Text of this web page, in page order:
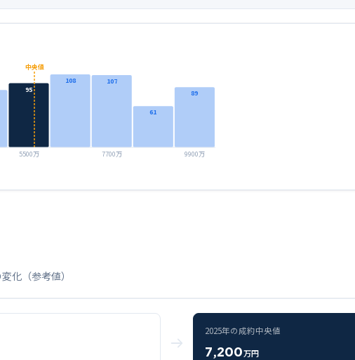
95
108 107
61
89
5500万 7700万 9900万
中央値
化（参考値）
2025年の成約中央値
7,200万円